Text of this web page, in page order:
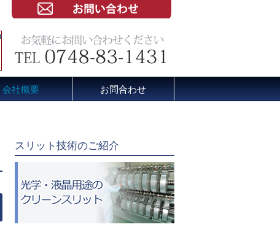
会社概要 お問合わせ
スリット技術のご紹介